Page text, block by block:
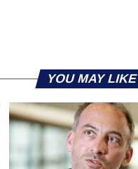
YOU MAY LIKE